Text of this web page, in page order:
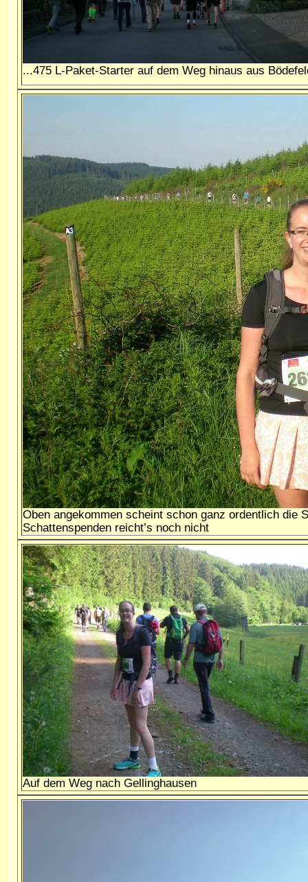
...475 L-Paket-Starter auf dem Weg hinaus aus
Oben angekommen scheint schon ganz ordentlich die
Schattenspenden reicht’s noch nicht
Auf dem Weg nach Gellinghausen